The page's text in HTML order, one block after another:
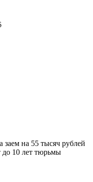
заем на 55 тысяч рублей
до 10 лет тюрьмы